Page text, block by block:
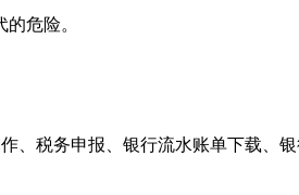
危险。
、税务申报、银行流水账单下载、